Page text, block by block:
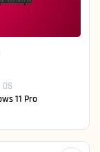
OS
11 Pro